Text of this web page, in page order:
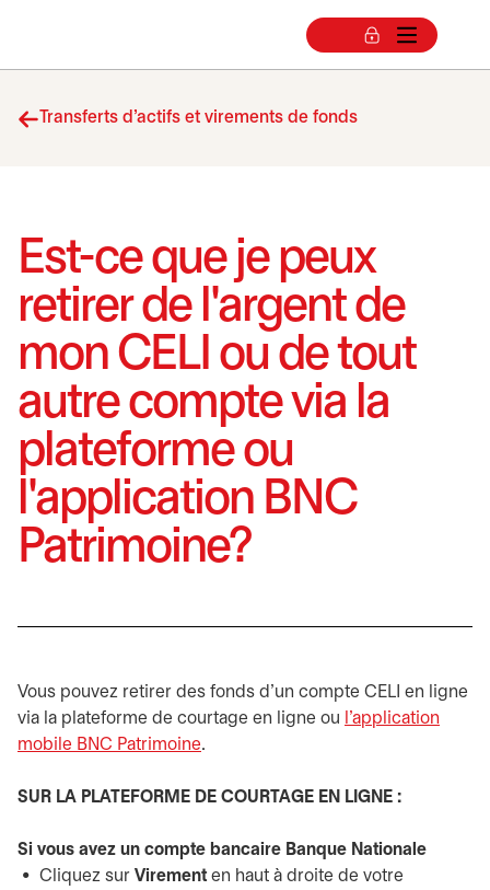
Transferts d’actifs et virements de fonds
Est-ce que je peux
retirer de l'argent de
mon CELI ou de tout
autre compte via la
plateforme ou
l'application BNC
Patrimoine?
Vous pouvez retirer des fonds d'un compte CELI en ligne
via la plateforme de courtage en ligne ou
l'application
mobile BNC Patrimoine.
SUR LA PLATEFORME DE COURTAGE EN LIGNE :
Si vous avez un compte bancaire Banque Nationale
Cliquez sur Virement en haut à droite de votre